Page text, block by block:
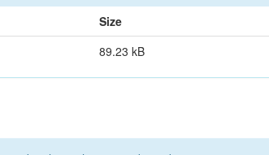
Size
89.23 kB